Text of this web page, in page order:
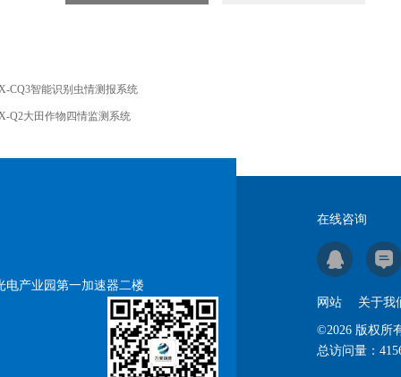
CQ3智能识别虫情测报系统
Q2大田作物四情监测系统
电产业园第一加速器二楼
在线咨询
网站 关于我
©2026 版权所
总访问量：